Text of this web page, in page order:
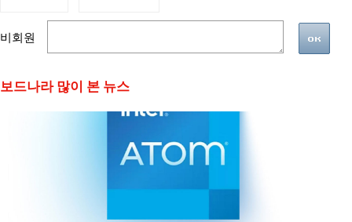
비회원
보드나라 많이 본 뉴스